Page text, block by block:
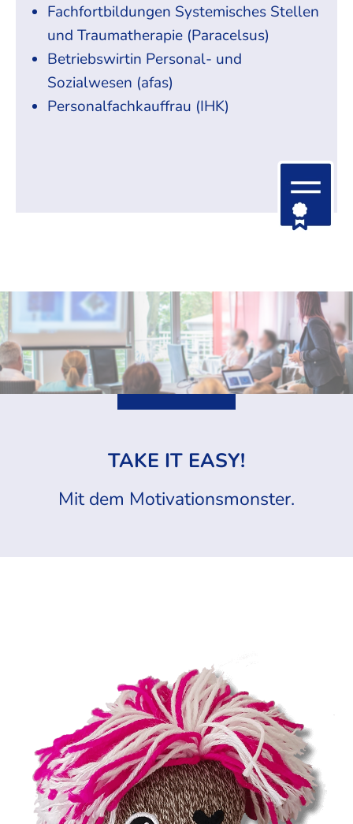
Fachfortbildungen Systemisches Stellen
und Traumatherapie (Paracelsus)
Betriebswirtin Personal- und
Sozialwesen (afas)
Personalfachkauffrau (IHK)
TAKE IT EASY!
Mit dem Motivationsmonster.